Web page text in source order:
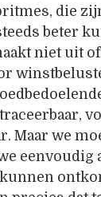
die
beter
niet uit
Maar we
eenvoudig